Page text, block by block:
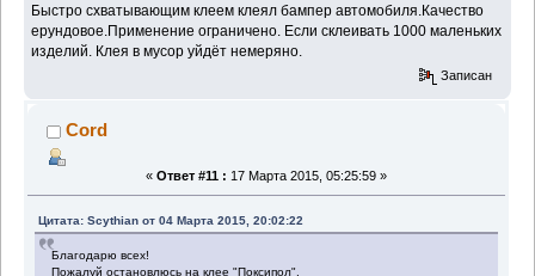
Быстро схватывающим клеем клеял бампер автомобиля.Качество
ерундовое.Применение ограничено. Если склеивать 1000 маленьких
изделий. Клея в мусор уйдёт немеряно.
Записан
Cord
« Ответ #11 : 17 Марта 2015, 05:25:59 »
Цитата: Scythian от 04 Марта 2015, 20:02:22
Благодарю всех!
Пожалуй остановлюсь на клее "Поксипол".